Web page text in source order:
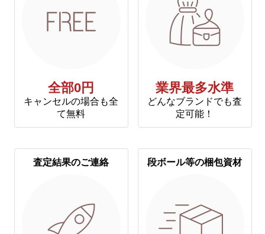
全部0円
キャンセルの場合も全
て無料
業界最多水準
どんなブランドでも査
定可能！
査定結果のご連絡 段ボール等の梱包資材